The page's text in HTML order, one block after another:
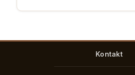
Kontakt